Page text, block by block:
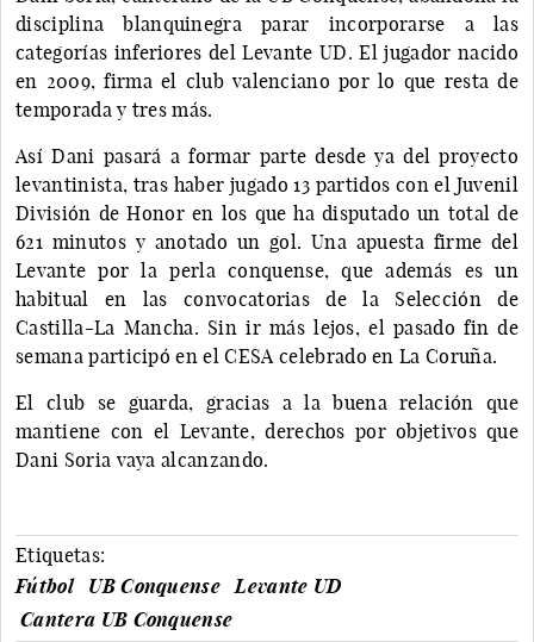
disciplina blanquinegra parar incorporarse a las
categorías inferiores del Levante UD. El jugador nacido
en 2009, firma el club valenciano por lo que resta de
temporada y tres más.
Así Dani pasará a formar parte desde ya del proyecto
levantinista, tras haber jugado 13 partidos con el Juvenil
División de Honor en los que ha disputado un total de
621 minutos y anotado un gol. Una apuesta firme del
Levante por la perla conquense, que además es un
habitual en las convocatorias de la Selección de
Castilla-La Mancha. Sin ir más lejos, el pasado fin de
semana participó en el CESA celebrado en La Coruña.
El club se guarda, gracias a la buena relación que
mantiene con el Levante, derechos por objetivos que
Dani Soria vaya alcanzando.
Etiquetas:
Fútbol
UB Conquense
Levante UD
Cantera UB Conquense